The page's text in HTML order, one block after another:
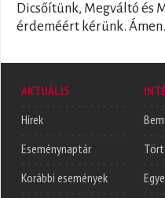
Dicsőítünk, Megváltó és
érdeméért kérünk. Ámen.
AKTUÁLIS
Hírek
Eseménynaptár
Korábbi események